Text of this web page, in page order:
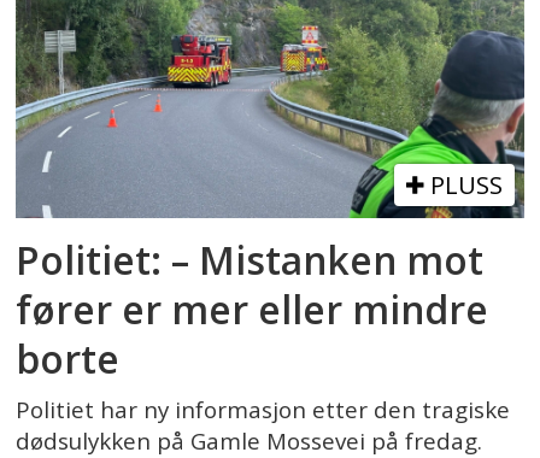
PLUSS
Politiet: – Mistanken mot
fører er mer eller mindre
borte
Politiet har ny informasjon etter den tragiske
dødsulykken på Gamle Mossevei på fredag.